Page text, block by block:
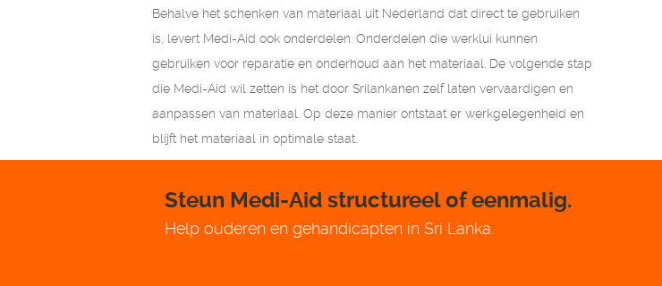
Behalve het schenken van materiaal uit Nederland dat direct te gebruiken
is, levert Medi-Aid ook onderdelen. Onderdelen die werklui kunnen
gebruiken voor reparatie en onderhoud aan het materiaal. De volgende stap
die Medi-Aid wil zetten is het door Srilankanen zelf laten vervaardigen en
aanpassen van materiaal. Op deze manier ontstaat er werkgelegenheid en
blijft het materiaal in optimale staat.
Steun Medi-Aid structureel of eenmalig.
Help ouderen en gehandicapten in Sri Lanka.